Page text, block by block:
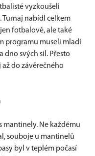
vyzkoušeli
Turnaj nabídl celkem
fotbalově, ale také
programu museli mladí
dno svých sil. Přesto
do závěrečného
mantinely. Ne každému
souboje u mantinelů
byl v teplém počasí